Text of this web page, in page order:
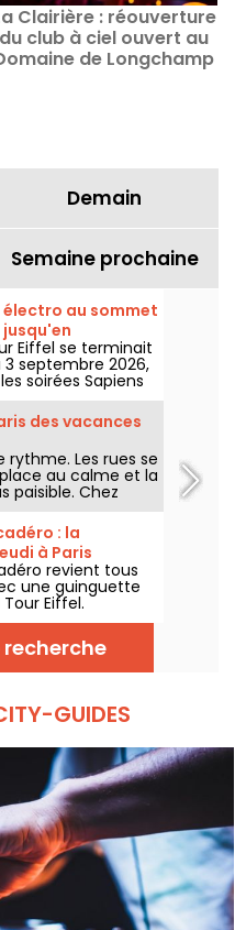
Clairière : réouverture
du club à ciel ouvert au
de Longchamp
Demain
Semaine prochaine
électro au sommet
Eiffel se terminait
3 septembre 2026,
soirées Sapiens
artistes de la
au premier
des vacances
rythme. Les rues se
au calme et la
paisible. Chez
cette parenthèse
des vacances,
avant le retour
: la
à Paris
revient tous
une guinguette
Eiffel.
GUIDES